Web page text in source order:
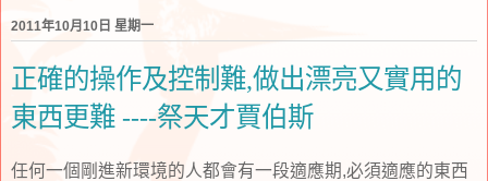
2011年10月10日 星期一
正確的操作及控制難,做出漂亮又實用的
東西更難 ----祭天才賈伯斯
任何一個剛進新環境的人都會有一段適應期,必須適應的東西